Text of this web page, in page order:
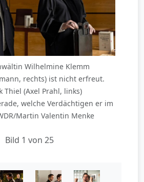
Wilhelmine Klemm
rechts) ist nicht erfreut.
Thiel (Axel Prahl, links)
welche Verdächtigen er im
Martin Valentin Menke
Bild 1 von 25